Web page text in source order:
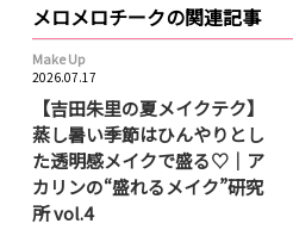
メロメロチークの関連記事
Make Up
2026.07.17
【吉田朱里の夏メイクテク】
蒸し暑い季節はひんやりとし
た透明感メイクで盛る♡｜ア
カリンの“盛れるメイク”研究
所 vol.4